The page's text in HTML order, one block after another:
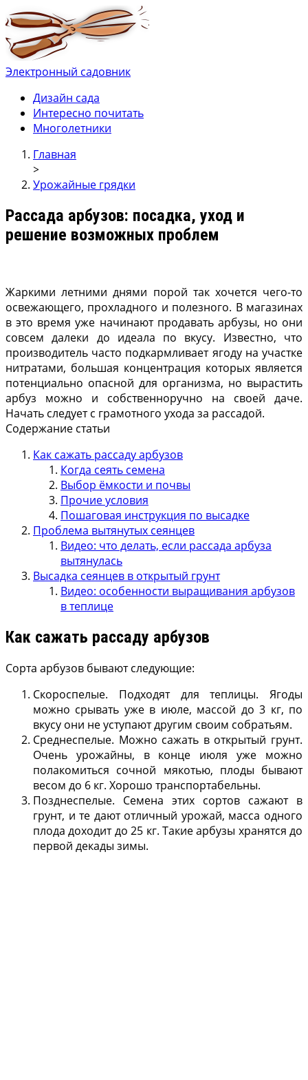
Электронный садовник
Ваш электронный садовник
Онлайн журнал для садовод и огродников.
Дизайн сада
Интересно почитать
Многолетники
Главная
>
Урожайные грядки
Рассада арбузов: посадка, уход и
решение возможных проблем
Жаркими летними днями порой так хочется чего-то
освежающего, прохладного и полезного. В магазинах
в это время уже начинают продавать арбузы, но они
совсем далеки до идеала по вкусу. Известно, что
производитель часто подкармливает ягоду на участке
нитратами, большая концентрация которых является
потенциально опасной для организма, но вырастить
арбуз можно и собственноручно на своей даче.
Начать следует с грамотного ухода за рассадой.
Содержание статьи
Как сажать рассаду арбузов
Когда сеять семена
Выбор ёмкости и почвы
Прочие условия
Пошаговая инструкция по высадке
Проблема вытянутых сеянцев
Видео: что делать, если рассада арбуза
вытянулась
Высадка сеянцев в открытый грунт
Видео: особенности выращивания арбузов
в теплице
Как сажать рассаду арбузов
Сорта арбузов бывают следующие:
Скороспелые. Подходят для теплицы. Ягоды
можно срывать уже в июле, массой до 3 кг, по
вкусу они не уступают другим своим собратьям.
Среднеспелые. Можно сажать в открытый грунт.
Очень урожайны, в конце июля уже можно
полакомиться сочной мякотью, плоды бывают
весом до 6 кг. Хорошо транспортабельны.
Позднеспелые. Семена этих сортов сажают в
грунт, и те дают отличный урожай, масса одного
плода доходит до 25 кг. Такие арбузы хранятся до
первой декады зимы.